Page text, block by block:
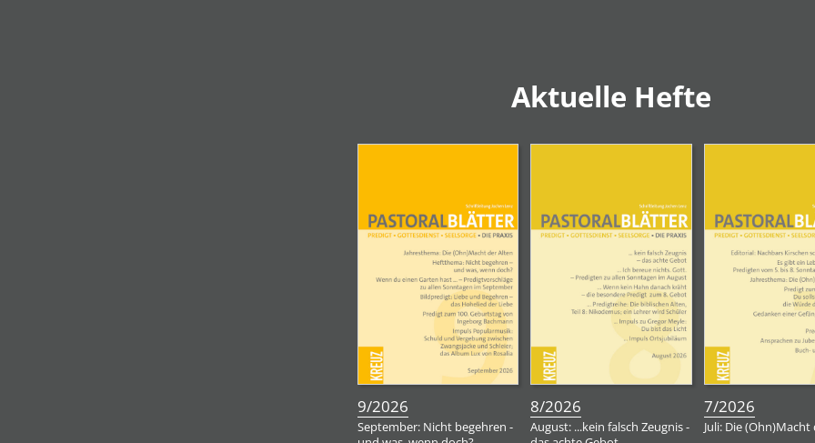
Aktuelle Hefte
9/2026
September: Nicht begehren -
8/2026
August: ...kein falsch Zeugnis -
7/2026
Juli: Die